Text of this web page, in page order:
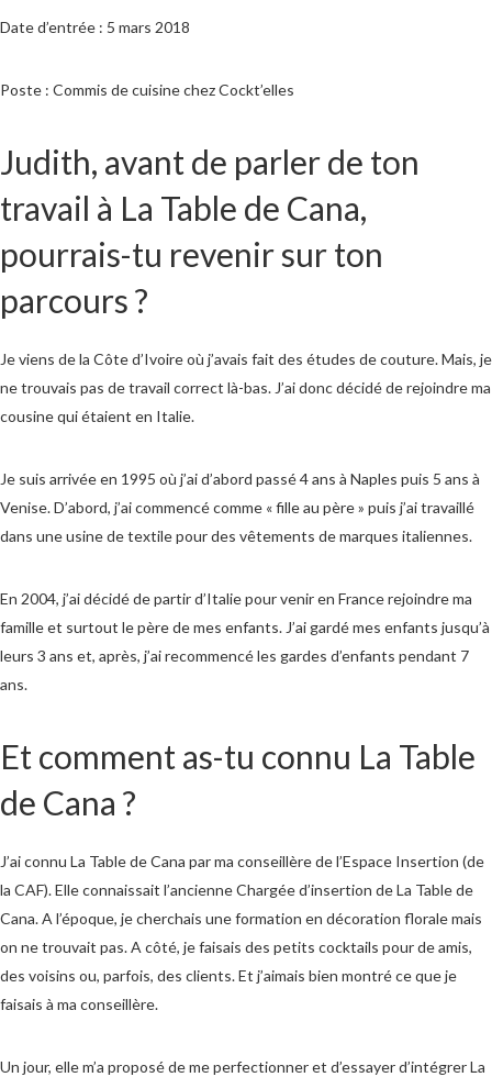
Date d’entrée : 5 mars 2018
Poste : Commis de cuisine chez Cockt’elles
Judith, avant de parler de ton
travail à La Table de Cana,
pourrais-tu revenir sur ton
parcours ?
Je viens de la Côte d’Ivoire où j’avais fait des études de couture. Mais, je
ne trouvais pas de travail correct là-bas. J’ai donc décidé de rejoindre ma
cousine qui étaient en Italie.
Je suis arrivée en 1995 où j’ai d’abord passé 4 ans à Naples puis 5 ans à
Venise. D’abord, j’ai commencé comme « fille au père » puis j’ai travaillé
dans une usine de textile pour des vêtements de marques italiennes.
En 2004, j’ai décidé de partir d’Italie pour venir en France rejoindre ma
famille et surtout le père de mes enfants. J’ai gardé mes enfants jusqu’à
leurs 3 ans et, après, j’ai recommencé les gardes d’enfants pendant 7
ans.
Et comment as-tu connu La Table
de Cana ?
J’ai connu La Table de Cana par ma conseillère de l’Espace Insertion (de
la CAF). Elle connaissait l’ancienne Chargée d’insertion de La Table de
Cana. A l’époque, je cherchais une formation en décoration florale mais
on ne trouvait pas. A côté, je faisais des petits cocktails pour de amis,
des voisins ou, parfois, des clients. Et j’aimais bien montré ce que je
faisais à ma conseillère.
Un jour, elle m’a proposé de me perfectionner et d’essayer d’intégrer La